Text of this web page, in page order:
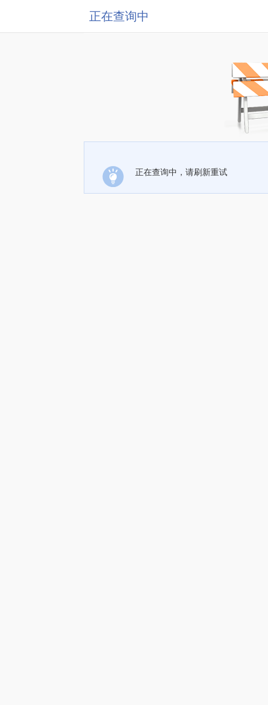
正在查询中
正在查询中，请刷新重试